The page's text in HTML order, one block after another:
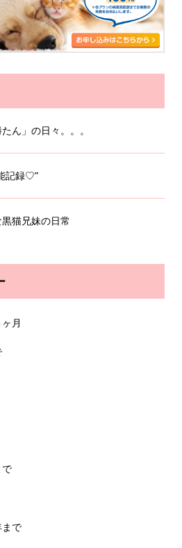
ん」の日々。。。
記録♡”
猫兄妹の日常
月
で